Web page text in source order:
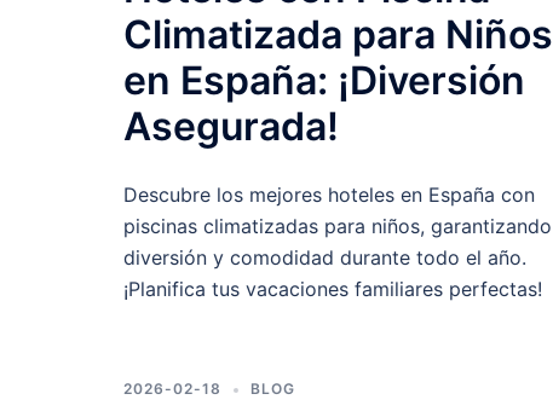
Climatizada para Niños
en España: ¡Diversión
Asegurada!
Descubre los mejores hoteles en España con
piscinas climatizadas para niños, garantizando
diversión y comodidad durante todo el año.
¡Planifica tus vacaciones familiares perfectas!
2026-02-18 BLOG